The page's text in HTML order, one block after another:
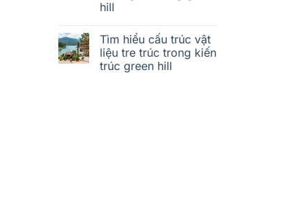
hill
Tìm hiểu cấu trúc vật
liệu tre trúc trong kiến
trúc green hill